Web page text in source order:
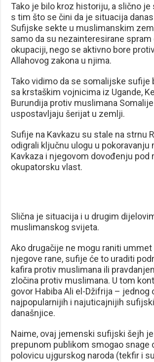
Tako je bilo kroz historiju, a slično je
s tim što se čini da je situacija
Sufijske sekte u muslimanskim
samo da su nezainteresirane spram
okupaciji, nego se aktivno bore
Allahovog zakona u njima.
Tako vidimo da se somalijske sufije
sa krstaškim vojnicima iz Ugande,
Burundija protiv muslimana
uspostavljaju šerijat u zemlji.
Sufije na Kavkazu su stale na strnu
odigrali ključnu ulogu u pokoravanju
Kavkaza i njegovom dovođenju pod
okupatorsku vlast.
Slična je situacija i u drugim
muslimanskog svijeta.
Ako drugačije ne mogu raniti ummet
njegove rane, sufije će to uraditi
kafira protiv muslimana ili
zločina protiv muslimana. U tom
govor Habiba Ali el-Džifrija – jednog
najpopularnijih i najuticajnijih
današnjice.
Naime, ovaj jemenski sufijski šejh
prepunom publikom smogao snage
polovicu ujgurskog naroda (tekfir i